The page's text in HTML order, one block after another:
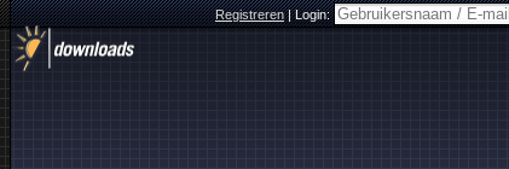
Registreren|Login: